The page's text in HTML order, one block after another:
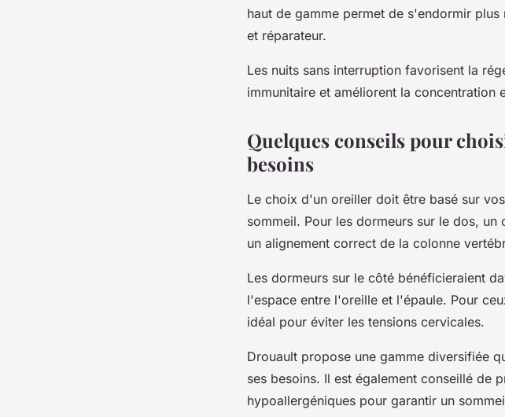
haut de gamme permet de s'endormir
et réparateur.
Les nuits sans interruption favorisent la
immunitaire et améliorent la concentration
Quelques conseils pour
besoins
Le choix d'un oreiller doit être basé sur
sommeil. Pour les dormeurs sur le dos,
un alignement correct de la colonne
Les dormeurs sur le côté bénéficieraient
l'espace entre l'oreille et l'épaule. Pour
idéal pour éviter les tensions cervicales.
Drouault propose une gamme diversifiée
ses besoins. Il est également conseillé de
hypoallergéniques pour garantir un